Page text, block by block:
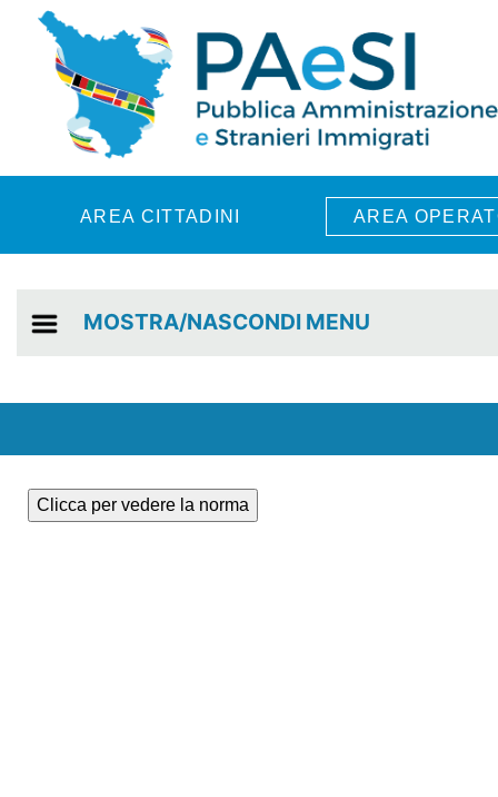
Skip to main content
AREA CITTADINI AREA
MOSTRA/NASCONDI MENU
Clicca per vedere la norma